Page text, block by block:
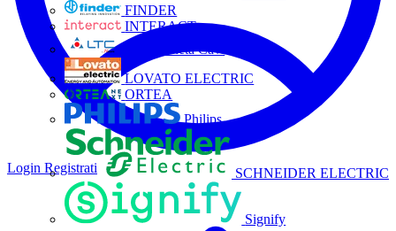
FINDER
INTERACT
La Triveneta Cavi
LOVATO ELECTRIC
ORTEA
Philips
SCHNEIDER ELECTRIC
Signify
Login Registrati